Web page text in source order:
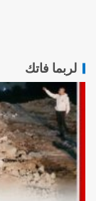
لربما فاتك